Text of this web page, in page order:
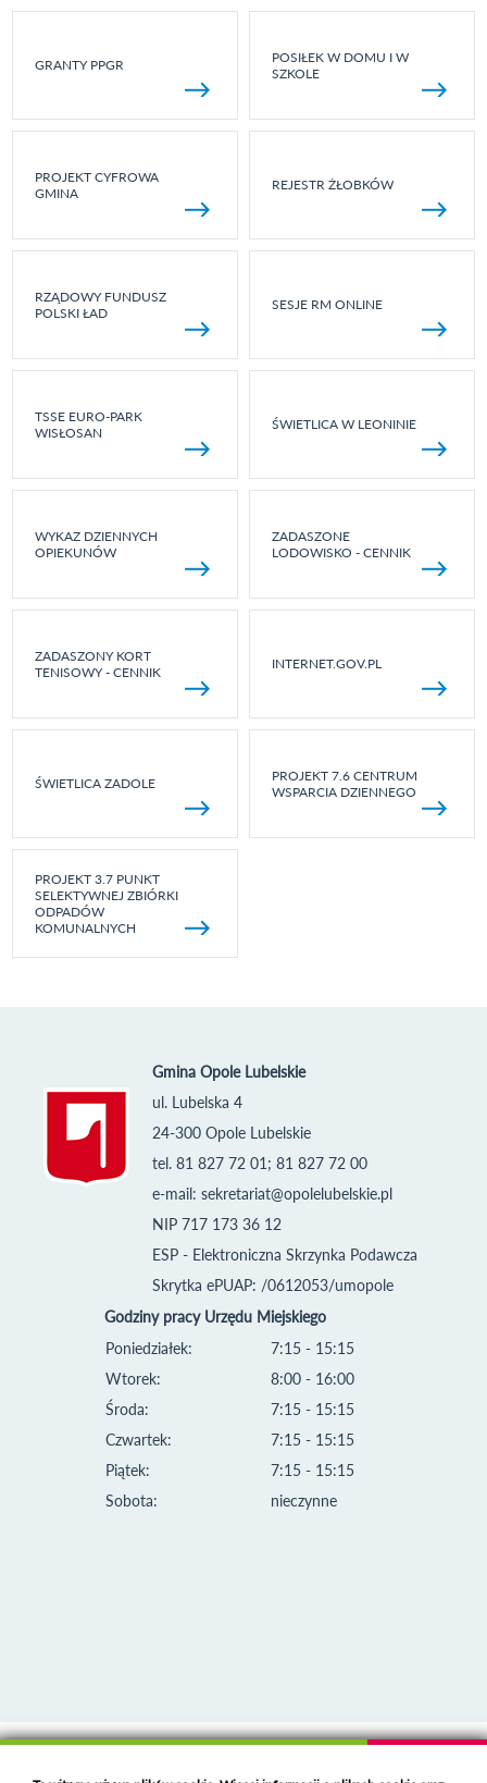
GRANTY PPGR
POSIŁEK W DOMU I W
SZKOLE
PROJEKT CYFROWA
GMINA
REJESTR ŻŁOBKÓW
RZĄDOWY FUNDUSZ
POLSKI ŁAD
SESJE RM ONLINE
TSSE EURO-PARK
WISŁOSAN
ŚWIETLICA W LEONINIE
WYKAZ DZIENNYCH
OPIEKUNÓW
ZADASZONE
LODOWISKO - CENNIK
ZADASZONY KORT
TENISOWY - CENNIK
INTERNET.GOV.PL
ŚWIETLICA ZADOLE
PROJEKT 7.6 CENTRUM
WSPARCIA DZIENNEGO
PROJEKT 3.7 PUNKT
SELEKTYWNEJ ZBIÓRKI
ODPADÓW
KOMUNALNYCH
Gmina Opole Lubelskie
ul. Lubelska 4
24-300 Opole Lubelskie
tel. 81 827 72 01; 81 827 72 00
e-mail: sekretariat@opolelubelskie.pl
NIP 717 173 36 12
ESP - Elektroniczna Skrzynka Podawcza
Skrytka ePUAP: /0612053/umopole
Godziny pracy Urzędu Miejskiego
Poniedziałek:
Wtorek:
Środa:
Czwartek:
Piątek:
Sobota:
7:15 - 15:15
8:00 - 16:00
7:15 - 15:15
7:15 - 15:15
7:15 - 15:15
nieczynne